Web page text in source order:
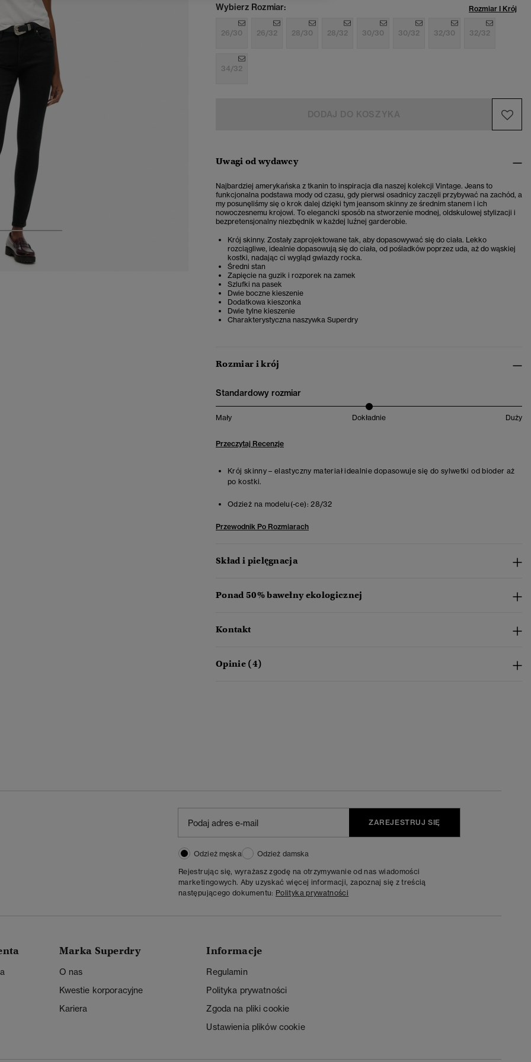
3 4
Wybierz Rozmiar: Rozmiar I Krój
26/30 26/32 28/30 28/32 30/30 30/32 32/30 32/32
34/32
Uwagi od wydawcy
Najbardziej amerykańska z tkanin to inspiracja dla naszej kolekcji Vintage. Jeans to
funkcjonalna podstawa mody od czasu, gdy pierwsi osadnicy zaczęli przybywać na zachód, a
my posunęliśmy się o krok dalej dzięki tym jeansom skinny ze średnim stanem i ich
nowoczesnemu krojowi. To elegancki sposób na stworzenie modnej, oldskulowej stylizacji i
bezpretensjonalny niezbędnik w każdej luźnej garderobie.
Krój skinny. Zostały zaprojektowane tak, aby dopasowywać się do ciała. Lekko
rozciągliwe, idealnie dopasowują się do ciała, od pośladków poprzez uda, aż do wąskiej
kostki, nadając ci wygląd gwiazdy rocka.
Średni stan
Zapięcie na guzik i rozporek na zamek
Szlufki na pasek
Dwie boczne kieszenie
Dodatkowa kieszonka
Dwie tylne kieszenie
Charakterystyczna naszywka Superdry
Rozmiar i krój
Standardowy rozmiar
Mały Dokładnie Duży
Przeczytaj Recenzje
Krój skinny – elastyczny materiał idealnie dopasowuje się do sylwetki od bioder aż
po kostki.
Odzież na modelu(-ce): 28/32
Przewodnik Po Rozmiarach
Skład i pielęgnacja
Ponad 50% bawełny ekologicznej
Kontakt
Opinie (4)
ZAREJESTRUJ SIĘ
Odzież męska
Odzież damska
Rejestrując się, wyrażasz zgodę na otrzymywanie od nas wiadomości
marketingowych. Aby uzyskać więcej informacji, zapoznaj się z treścią
następującego dokumentu: Polityka prywatności
Marka Superdry
O nas
Kwestie korporacyjne
Kariera
Informacje
Regulamin
Polityka prywatności
Zgoda na pliki cookie
Ustawienia plików cookie